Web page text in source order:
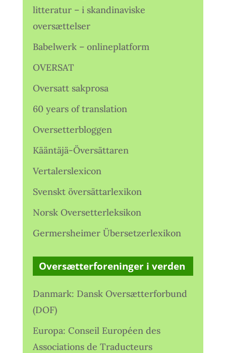
litteratur – i skandinaviske
oversættelser
Babelwerk – onlineplatform
OVERSAT
Oversatt sakprosa
60 years of translation
Oversetterbloggen
Kääntäjä-Översättaren
Vertalerslexicon
Svenskt översättarlexikon
Norsk Oversetterleksikon
Germersheimer Übersetzerlexikon
Oversætterforeninger i verden
Danmark: Dansk Oversætterforbund
(DOF)
Europa: Conseil Européen des
Associations de Traducteurs